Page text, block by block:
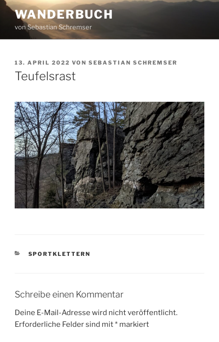
Zum
Inhalt
springen
WANDERBUCH
von Sebastian Schremser
VERÖFFENTLICHT
AM
13. APRIL 2022 VON SEBASTIAN SCHREMSER
Teufelsrast
KATEGORIEN
SPORTKLETTERN
Schreibe einen Kommentar
Deine E-Mail-Adresse wird nicht veröffentlicht.
Erforderliche Felder sind mit* markiert